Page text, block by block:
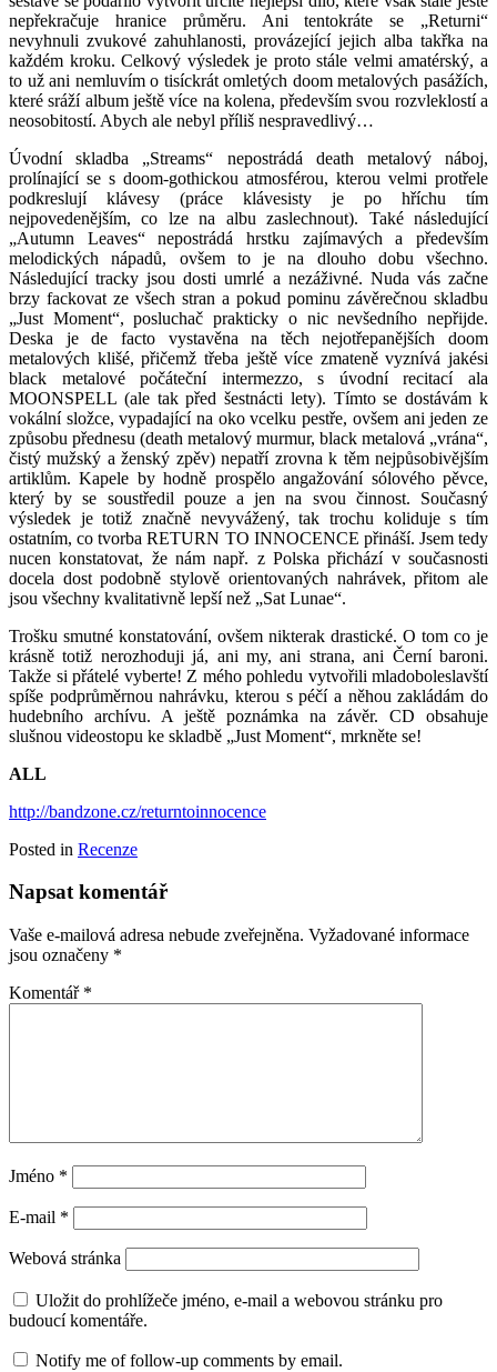
nepřekračuje hranice průměru. Ani tentokráte se „Returni“
nevyhnuli zvukové zahuhlanosti, provázející jejich alba takřka na
každém kroku. Celkový výsledek je proto stále velmi amatérský, a
to už ani nemluvím o tisíckrát omletých doom metalových pasážích,
které sráží album ještě více na kolena, především svou rozvleklostí a
neosobitostí. Abych ale nebyl příliš nespravedlivý…
Úvodní skladba „Streams“ nepostrádá death metalový náboj,
prolínající se s doom-gothickou atmosférou, kterou velmi protřele
podkreslují klávesy (práce klávesisty je po hříchu tím
nejpovedenějším, co lze na albu zaslechnout). Také následující
„Autumn Leaves“ nepostrádá hrstku zajímavých a především
melodických nápadů, ovšem to je na dlouho dobu všechno.
Následující tracky jsou dosti umrlé a nezáživné. Nuda vás začne
brzy fackovat ze všech stran a pokud pominu závěrečnou skladbu
„Just Moment“, posluchač prakticky o nic nevšedního nepřijde.
Deska je de facto vystavěna na těch nejotřepanějších doom
metalových klišé, přičemž třeba ještě více zmateně vyznívá jakési
black metalové počáteční intermezzo, s úvodní recitací ala
MOONSPELL (ale tak před šestnácti lety). Tímto se dostávám k
vokální složce, vypadající na oko vcelku pestře, ovšem ani jeden ze
způsobu přednesu (death metalový murmur, black metalová „vrána“,
čistý mužský a ženský zpěv) nepatří zrovna k těm nejpůsobivějším
artiklům. Kapele by hodně prospělo angažování sólového pěvce,
který by se soustředil pouze a jen na svou činnost. Současný
výsledek je totiž značně nevyvážený, tak trochu koliduje s tím
ostatním, co tvorba RETURN TO INNOCENCE přináší. Jsem tedy
nucen konstatovat, že nám např. z Polska přichází v současnosti
docela dost podobně stylově orientovaných nahrávek, přitom ale
jsou všechny kvalitativně lepší než „Sat Lunae“.
Trošku smutné konstatování, ovšem nikterak drastické. O tom co je
krásně totiž nerozhoduji já, ani my, ani strana, ani Černí baroni.
Takže si přátelé vyberte! Z mého pohledu vytvořili mladoboleslavští
spíše podprůměrnou nahrávku, kterou s péčí a něhou zakládám do
hudebního archívu. A ještě poznámka na závěr. CD obsahuje
slušnou videostopu ke skladbě „Just Moment“, mrkněte se!
ALL
http://bandzone.cz/returntoinnocence
Posted in Recenze
Napsat komentář
Vaše e-mailová adresa nebude zveřejněna. Vyžadované informace
jsou označeny *
Komentář *
Jméno *
E-mail *
Webová stránka
Uložit do prohlížeče jméno, e-mail a webovou stránku pro
budoucí komentáře.
Notify me of follow-up comments by email.